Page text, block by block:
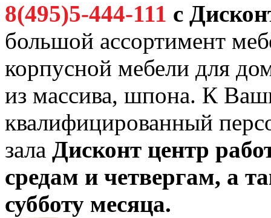
8(495)5-444-111 с
большой ассортимент
корпусной мебели для
из массива, шпона. К
квалифицированный
зала Дисконт центр
средам и четвергам, а
субботу месяца.